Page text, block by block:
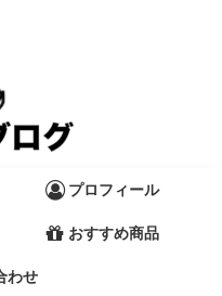
プロフィール
おすすめ商品
わせ